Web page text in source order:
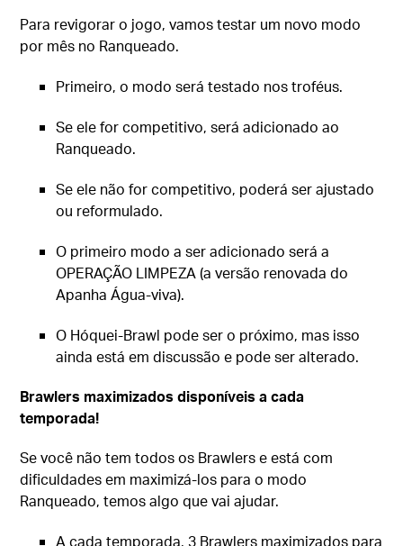
Para revigorar o jogo, vamos testar um novo modo
por mês no Ranqueado.
Primeiro, o modo será testado nos troféus.
Se ele for competitivo, será adicionado ao
Ranqueado.
Se ele não for competitivo, poderá ser ajustado
ou reformulado.
O primeiro modo a ser adicionado será a
OPERAÇÃO LIMPEZA (a versão renovada do
Apanha Água-viva).
O Hóquei-Brawl pode ser o próximo, mas isso
ainda está em discussão e pode ser alterado.
Brawlers maximizados disponíveis a cada
temporada!
Se você não tem todos os Brawlers e está com
dificuldades em maximizá-los para o modo
Ranqueado, temos algo que vai ajudar.
A cada temporada, 3 Brawlers maximizados para